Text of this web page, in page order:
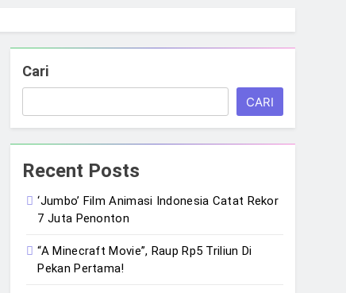
Cari
CARI
Recent Posts
‘Jumbo’ Film Animasi Indonesia Catat Rekor
7 Juta Penonton
“A Minecraft Movie”, Raup Rp5 Triliun Di
Pekan Pertama!